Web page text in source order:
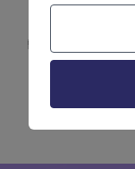
auditoría
posibles